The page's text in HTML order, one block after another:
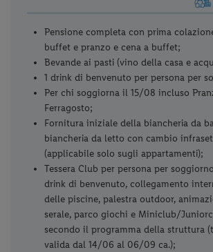
Pensione completa con prima
buffet e pranzo e cena a buffet;
Bevande ai pasti (vino della casa e
1 drink di benvenuto per persona per
Per chi soggiorna il 15/08 incluso
Ferragosto;
Fornitura iniziale della biancheria da
biancheria da letto con cambio
(applicabile solo sugli appartamenti);
Tessera Club per persona per
drink di benvenuto, collegamento
delle piscine, palestra outdoor,
serale, parco giochi e Miniclub/
secondo il programma della struttura
valida dal 14/06 al 06/09 ca.);